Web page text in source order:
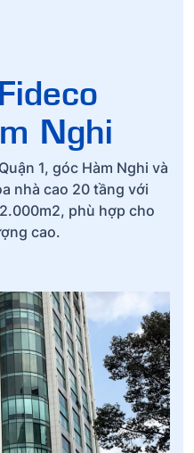
Nghi
1, góc Hàm Nghi và
nhà cao 20 tầng với
phù hợp cho
cao.